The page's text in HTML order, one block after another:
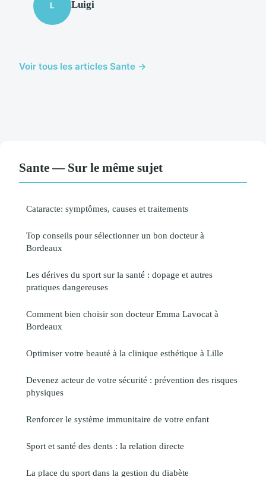
L Luigi
Voir tous les articles Sante →
Sante — Sur le même sujet
Cataracte: symptômes, causes et traitements
Top conseils pour sélectionner un bon docteur à
Bordeaux
Les dérives du sport sur la santé : dopage et autres
pratiques dangereuses
Comment bien choisir son docteur Emma Lavocat à
Bordeaux
Optimiser votre beauté à la clinique esthétique à Lille
Devenez acteur de votre sécurité : prévention des risques
physiques
Renforcer le système immunitaire de votre enfant
Sport et santé des dents : la relation directe
La place du sport dans la gestion du diabète